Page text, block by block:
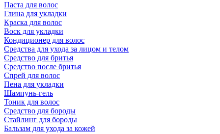
Паста для волос
Глина для укладки
Краска для волос
Воск для укладки
Кондиционер для волос
Средства для ухода за лицом и телом
Средство для бритья
Средство после бритья
Спрей для волос
Пена для укладки
Шампунь-гель
Тоник для волос
Средство для бороды
Стайлинг для бороды
Бальзам для ухода за кожей